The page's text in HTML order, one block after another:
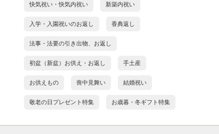
快気祝い・快気内祝い 新築内祝い
入学・入園祝いのお返し 香典返し
法事・法要の引き出物、お返し
初盆（新盆）お供え・お返し 手土産
お供えもの 喪中見舞い 結婚祝い
敬老の日プレゼント特集 お歳暮・冬ギフト特集